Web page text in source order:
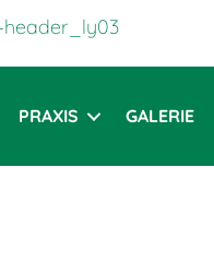
PRAXIS GALERIE